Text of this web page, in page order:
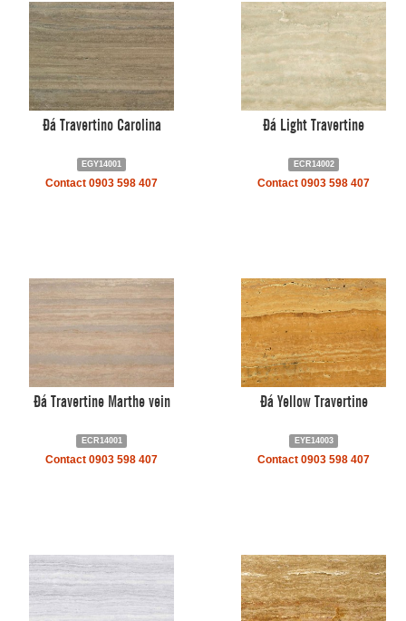
Đá Travertino Carolina
EGY14001
Contact 0903 598 407
Đá Light Travertine
ECR14002
Contact 0903 598 407
Đá Travertine Marthe vein
ECR14001
Contact 0903 598 407
Đá Yellow Travertine
EYE14003
Contact 0903 598 407